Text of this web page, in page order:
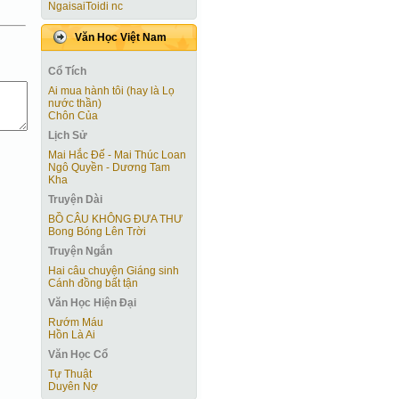
NgaisaiToidi nc
Văn Học Việt Nam
Cổ Tích
Ai mua hành tôi (hay là Lọ
nước thần)
Chôn Của
Lịch Sử
Mai Hắc Đế - Mai Thúc Loan
Ngô Quyền - Dương Tam
Kha
Truyện Dài
BỒ CÂU KHÔNG ĐƯA THƯ
Bong Bóng Lên Trời
Truyện Ngắn
Hai câu chuyện Giáng sinh
Cánh đồng bất tận
Văn Học Hiện Ðại
Rướm Máu
Hồn Là Ai
Văn Học Cổ
Tự Thuật
Duyên Nợ